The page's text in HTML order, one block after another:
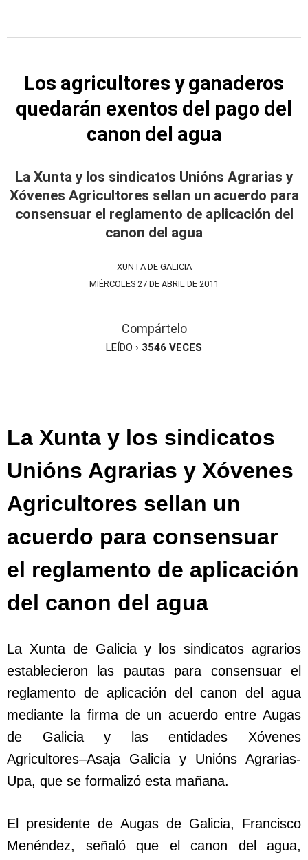
Los agricultores y ganaderos
quedarán exentos del pago del
canon del agua
La Xunta y los sindicatos Unións Agrarias y
Xóvenes Agricultores sellan un acuerdo para
consensuar el reglamento de aplicación del
canon del agua
XUNTA DE GALICIA
MIÉRCOLES 27 DE ABRIL DE 2011
Compártelo
LEÍDO › 3546 VECES
La Xunta y los sindicatos
Unións Agrarias y Xóvenes
Agricultores sellan un
acuerdo para consensuar
el reglamento de aplicación
del canon del agua
La Xunta de Galicia y los sindicatos agrarios
establecieron las pautas para consensuar el
reglamento de aplicación del canon del agua
mediante la firma de un acuerdo entre Augas
de Galicia y las entidades Xóvenes
Agricultores–Asaja Galicia y Unións Agrarias-
Upa, que se formalizó esta mañana.
El presidente de Augas de Galicia, Francisco
Menéndez, señaló que el canon del agua,